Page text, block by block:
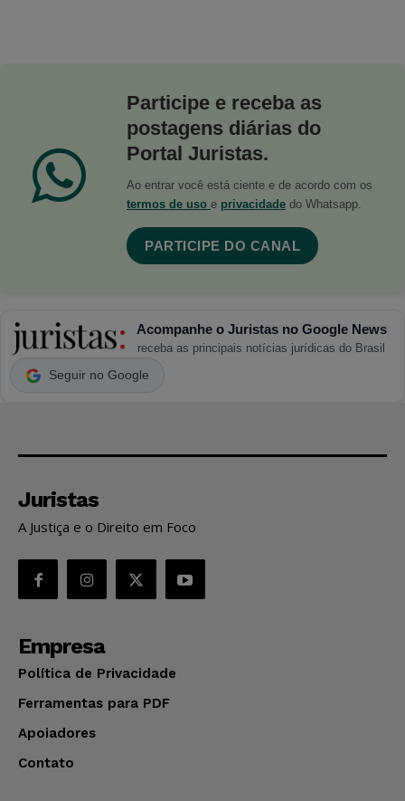
Participe e receba as
postagens diárias do
Portal Juristas.
Ao entrar você está ciente e de acordo com os
termos de uso e privacidade do Whatsapp.
PARTICIPE DO CANAL
Acompanhe o Juristas no Google News
receba as principais notícias jurídicas do Brasil
Seguir no Google
Juristas
A Justiça e o Direito em Foco
Empresa
Política de Privacidade
Ferramentas para PDF
Apoiadores
Contato